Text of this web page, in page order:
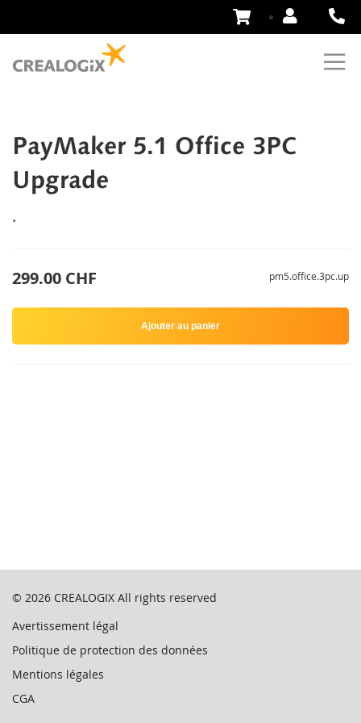
Aller
PayMaker 5.1 Office 3PC
Upgrade
.
299.00 CHF pm5.office.3pc.up
Ajouter au panier
© 2026 CREALOGIX All rights reserved
Avertissement légal
Politique de protection des données
Mentions légales
CGA